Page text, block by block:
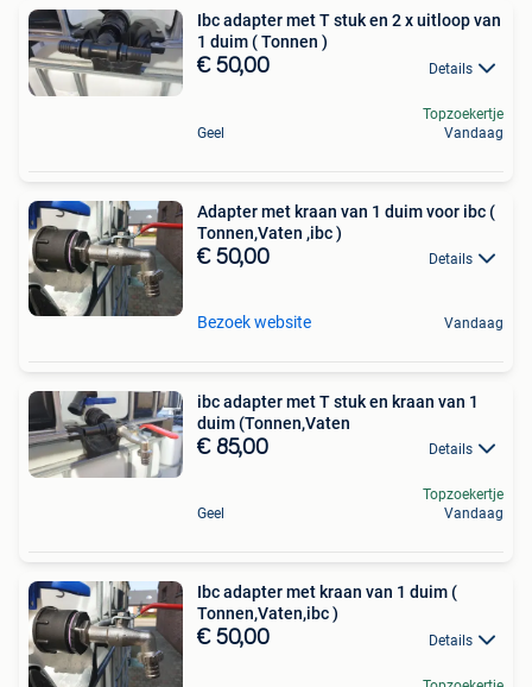
Ibc adapter met T stuk en 2 x uitloop van
1 duim ( Tonnen )
€ 50,00 Details
Geel
Topzoekertje
Vandaag
Adapter met kraan van 1 duim voor ibc (
Tonnen,Vaten ,ibc )
€ 50,00 Details
Bezoek website Vandaag
ibc adapter met T stuk en kraan van 1
duim (Tonnen,Vaten
€ 85,00 Details
Geel
Topzoekertje
Vandaag
Ibc adapter met kraan van 1 duim (
Tonnen,Vaten,ibc )
€ 50,00 Details